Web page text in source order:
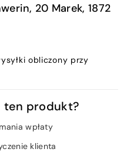
20 Marek, 1872
obliczony przy
ten produkt?
wpłaty
klienta